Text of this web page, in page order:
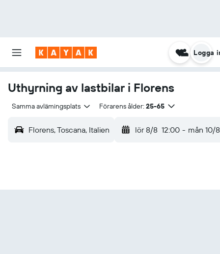
Logga
Uthyrning av lastbilar i Florens
Samma avlämingsplats Förarens ålder: 25-65
Florens, Toscana, Italien lör 8/8 12:00 - mån 10/8